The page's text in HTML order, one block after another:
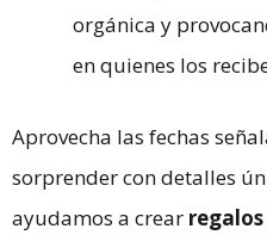
orgánica y
en quienes los
Aprovecha las fechas
sorprender con detalles
ayudamos a crear